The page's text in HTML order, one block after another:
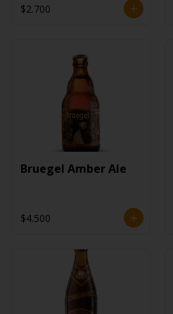
$2.700
Bruegel Amber Ale
$4.500